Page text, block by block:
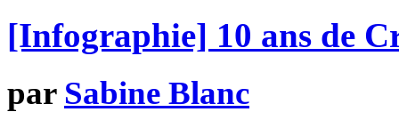
[Infographie] 10 ans de
par Sabine Blanc